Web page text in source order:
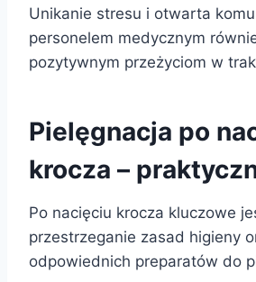
Unikanie stresu i otwarta
personelem medycznym
pozytywnym przeżyciom w
Pielęgnacja po
krocza –
Po nacięciu krocza kluczowe
przestrzeganie zasad higieny
odpowiednich preparatów do